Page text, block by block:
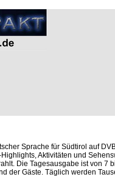
Sprache für Südtirol auf
Aktivitäten und
Die Tagesausgabe ist von 7
der Gäste. Täglich werden